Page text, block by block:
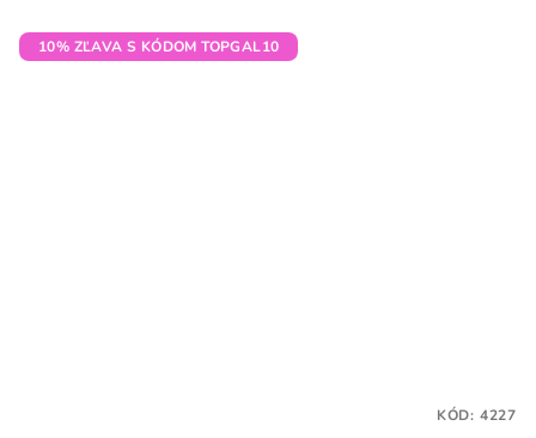
10% ZĽAVA S KÓDOM TOPGAL10
KÓD: 4227